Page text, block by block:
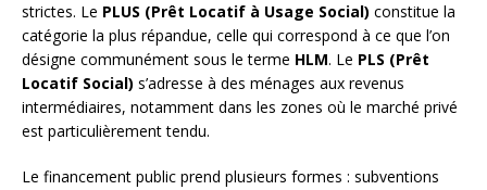
strictes. Le PLUS (Prêt Locatif à Usage Social) constitue la
catégorie la plus répandue, celle qui correspond à ce que l’on
désigne communément sous le terme HLM. Le PLS (Prêt
Locatif Social) s’adresse à des ménages aux revenus
intermédiaires, notamment dans les zones où le marché privé
est particulièrement tendu.
Le financement public prend plusieurs formes : subventions